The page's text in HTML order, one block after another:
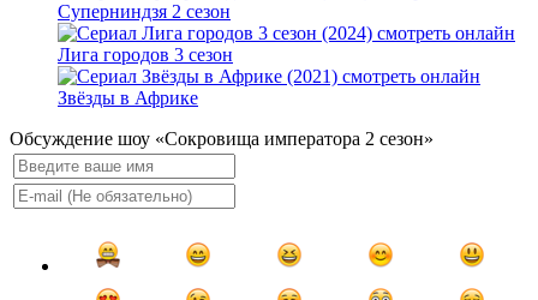
Суперниндзя 2 сезон
Лига городов 3 сезон
Звёзды в Африке
Обсуждение шоу «Сокровища императора 2 сезон»